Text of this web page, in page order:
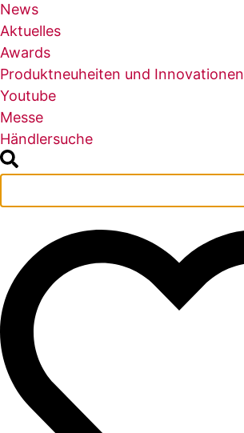
News
Aktuelles
Awards
Produktneuheiten und Innovationen
Youtube
Messe
Händlersuche